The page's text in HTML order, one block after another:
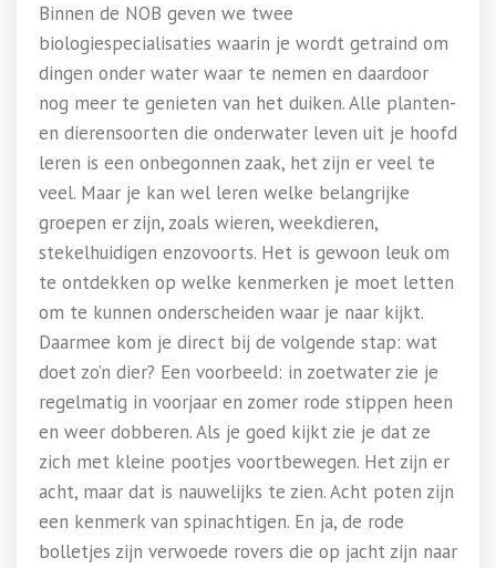
Binnen de NOB geven we twee
biologiespecialisaties waarin je wordt getraind om
dingen onder water waar te nemen en daardoor
nog meer te genieten van het duiken. Alle planten-
en dierensoorten die onderwater leven uit je hoofd
leren is een onbegonnen zaak, het zijn er veel te
veel. Maar je kan wel leren welke belangrijke
groepen er zijn, zoals wieren, weekdieren,
stekelhuidigen enzovoorts. Het is gewoon leuk om
te ontdekken op welke kenmerken je moet letten
om te kunnen onderscheiden waar je naar kijkt.
Daarmee kom je direct bij de volgende stap: wat
doet zo’n dier? Een voorbeeld: in zoetwater zie je
regelmatig in voorjaar en zomer rode stippen heen
en weer dobberen. Als je goed kijkt zie je dat ze
zich met kleine pootjes voortbewegen. Het zijn er
acht, maar dat is nauwelijks te zien. Acht poten zijn
een kenmerk van spinachtigen. En ja, de rode
bolletjes zijn verwoede rovers die op jacht zijn naar